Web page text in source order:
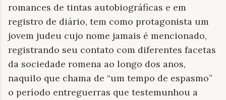
romances de tintas autobiográficas e em
registro de diário, tem como protagonista um
jovem judeu cujo nome jamais é mencionado,
registrando seu contato com diferentes facetas
da sociedade romena ao longo dos anos,
naquilo que chama de “um tempo de espasmo”
o período entreguerras que testemunhou a